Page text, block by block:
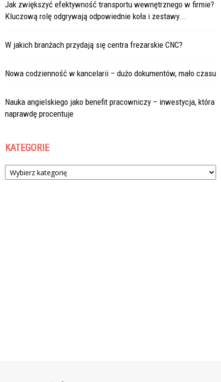
Jak zwiększyć efektywność transportu wewnętrznego w firmie?
Kluczową rolę odgrywają odpowiednie koła i zestawy...
W jakich branżach przydają się centra frezarskie CNC?
Nowa codzienność w kancelarii – dużo dokumentów, mało czasu
Nauka angielskiego jako benefit pracowniczy – inwestycja, która
naprawdę procentuje
KATEGORIE
Kategorie